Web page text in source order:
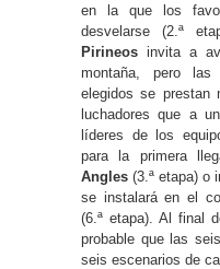
en la que los
desvelarse (2.ª
Pirineos invita a
montaña, pero
elegidos se prestan
luchadores que a
líderes de los
para la primera
Angles (3.ª etapa) o
se instalará en el
(6.ª etapa). Al final
probable que las
seis escenarios de